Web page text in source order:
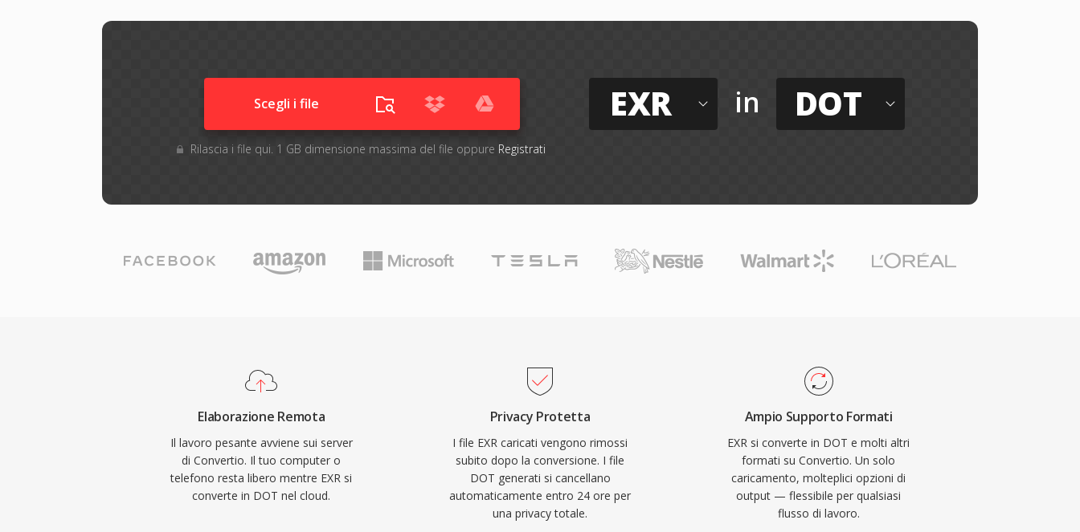
Scegli i file
Rilascia i file qui. 1 GB dimensione massima del file oppure Registrati
EXR in DOT
Elaborazione Remota
Il lavoro pesante avviene sui server
di Convertio. Il tuo computer o
telefono resta libero mentre EXR si
converte in DOT nel cloud.
Privacy Protetta
I file EXR caricati vengono rimossi
subito dopo la conversione. I file
DOT generati si cancellano
automaticamente entro 24 ore per
una privacy totale.
Ampio Supporto Formati
EXR si converte in DOT e molti altri
formati su Convertio. Un solo
caricamento, molteplici opzioni di
output — flessibile per qualsiasi
flusso di lavoro.